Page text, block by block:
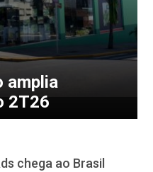
amplia
2T26
chega ao Brasil